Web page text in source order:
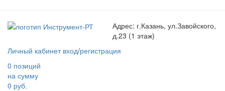
Адрес: г.Казань, ул.Завойского,
д.23 (1 этаж)
Личный кабинет вход/регистрация
0 позиций
на сумму
0 руб.